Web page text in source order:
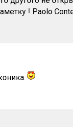
! Paolo